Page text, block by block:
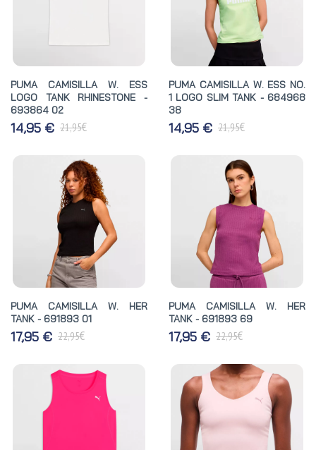
PUMA CAMISILLA W. ESS
LOGO TANK RHINESTONE -
693864 02
14,95 € 21,95€
PUMA CAMISILLA W. ESS NO.
1 LOGO SLIM TANK - 684968
38
14,95 € 21,95€
PUMA CAMISILLA W. HER
TANK - 691893 01
17,95 € 22,95€
PUMA CAMISILLA W. HER
TANK - 691893 69
17,95 € 22,95€